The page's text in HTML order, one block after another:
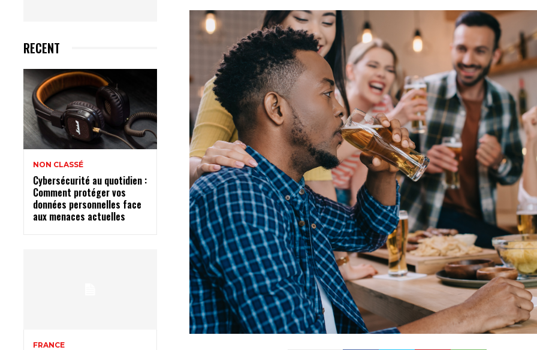
RECENT
NON CLASSÉ
Cybersécurité au quotidien :
Comment protéger vos
données personnelles face
aux menaces actuelles
FRANCE